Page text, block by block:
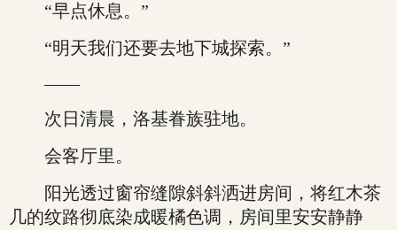
“早点休息。”
“明天我们还要去地下城探索。”
——
次日清晨，洛基眷族驻地。
会客厅里。
阳光透过窗帘缝隙斜斜洒进房间，将红木茶
几的纹路彻底染成暖橘色调，房间里安安静静